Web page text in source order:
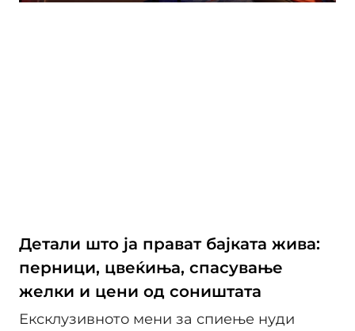
Детали што ја прават бајката жива:
перници, цвеќиња, спасување
желки и цени од соништата
Ексклузивното мени за спиење нуди